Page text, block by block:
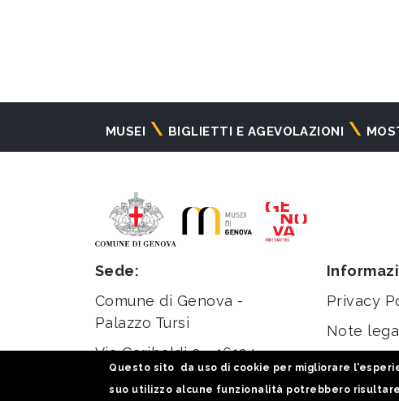
Navigazione
MUSEI BIGLIETTI E AGEVOLAZIONI
Sede:
Comune di Genova -
Palazzo Tursi
Via Garibaldi 9 - 16124
Genova
Privacy
Note
Statistiche
Questo sito da uso di cookie per migliorare
suo utilizzo alcune funzionalità potrebbero